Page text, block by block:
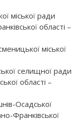
міської ради
області –
міської
селищної ради
області –
Осадської
Франківської